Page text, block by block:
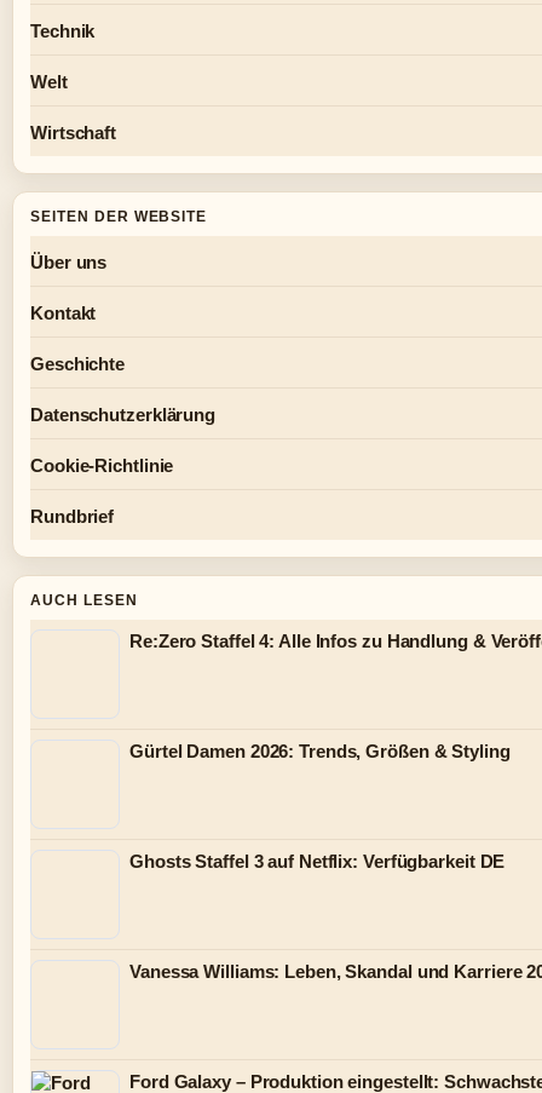
Technik
Welt
Wirtschaft
SEITEN DER WEBSITE
Über uns
Kontakt
Geschichte
Datenschutzerklärung
Cookie-Richtlinie
Rundbrief
AUCH LESEN
Re:Zero Staffel 4: Alle Infos zu Handlung &
Gürtel Damen 2026: Trends, Größen & Styling
Ghosts Staffel 3 auf Netflix: Verfügbarkeit DE
Vanessa Williams: Leben, Skandal und Karriere
Ford Galaxy – Produktion eingestellt: